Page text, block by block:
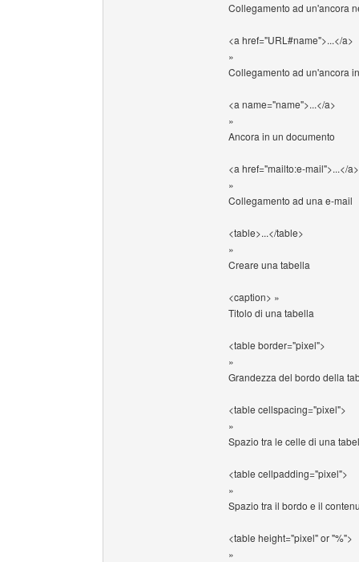
Collegamento ad un'ancora
<a href="URL#name">...</a>
»
Collegamento ad un'ancora
<a name="name">...</a>
»
Ancora in un documento
<a href="mailto:e-mail">...</a>
»
Collegamento ad una e-mail
<table>...</table>
»
Creare una tabella
<caption> »
Titolo di una tabella
<table border="pixel">
»
Grandezza del bordo della
<table cellspacing="pixel">
»
Spazio tra le celle di una
<table cellpadding="pixel">
»
Spazio tra il bordo e il
<table height="pixel" or "%">
»